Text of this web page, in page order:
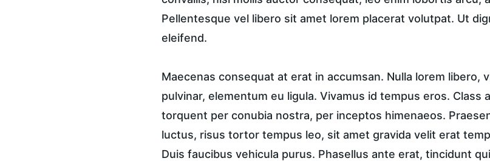
Pellentesque vel libero sit amet lorem placerat volutpat. Ut
eleifend.
Maecenas consequat at erat in accumsan. Nulla lorem libero,
pulvinar, elementum eu ligula. Vivamus id tempus eros. Class
torquent per conubia nostra, per inceptos himenaeos.
luctus, risus tortor tempus leo, sit amet gravida velit erat
Duis faucibus vehicula purus. Phasellus ante erat, tincidunt